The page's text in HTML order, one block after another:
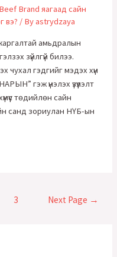
Brand яагаад сайн
вэ? / Byastrydzaya
амьдралын
зүйлгүй билээ.
чухал гэдгийг мэдэх хүн
гэж үнэлэх үзүүлэлт
төдийлөн сайн
санд зориулан НҮБ-ын
3 Next Page →